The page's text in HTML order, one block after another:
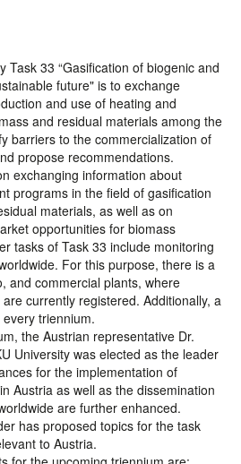
Task 33 “Gasification of biogenic and
future" is to exchange
and use of heating and
and residual materials among the
barriers to the commercialization of
propose recommendations.
exchanging information about
programs in the field of gasification
materials, as well as on
opportunities for biomass
tasks of Task 33 include monitoring
For this purpose, there is a
and commercial plants, where
currently registered. Additionally, a
triennium.
the Austrian representative Dr.
University was elected as the leader
for the implementation of
Austria as well as the dissemination
are further enhanced.
has proposed topics for the task
to Austria.